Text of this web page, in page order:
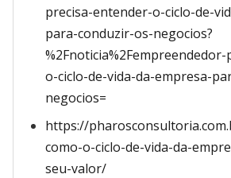
precisa-entender-o-ciclo-de-
para-conduzir-os-negocios?
o-ciclo-de-vida-da-empresa-
negocios=
https://
como-o-ciclo-de-vida-da-
seu-valor/